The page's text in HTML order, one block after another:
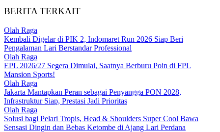
BERITA TERKAIT
Olah Raga
Kembali Digelar di PIK 2, Indomaret Run 2026 Siap Beri
Pengalaman Lari Berstandar Professional
Olah Raga
EPL 2026/27 Segera Dimulai, Saatnya Berburu Poin di FPL
Mansion Sports!
Olah Raga
Jakarta Mantapkan Peran sebagai Penyangga PON 2028,
Infrastruktur Siap, Prestasi Jadi Prioritas
Olah Raga
Solusi bagi Pelari Tropis, Head & Shoulders Super Cool Bawa
Sensasi Dingin dan Bebas Ketombe di Ajang Lari Perdana